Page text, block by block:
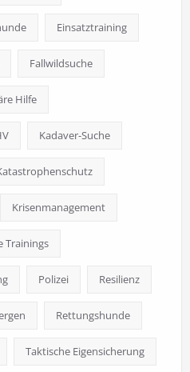
Einsatztraining
Fallwildsuche
Hilfe
Kadaver-Suche
Krisenmanagement
Trainings
Polizei Resilienz
Rettungshunde
Taktische Eigensicherung